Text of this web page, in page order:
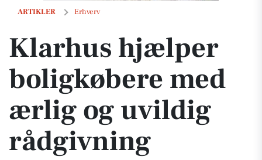
ARTIKLER Erhverv
Klarhus hjælper boligkøbere med ærlig og uvildig rådgivning
Klarhus hjælper
boligkøbere med
ærlig og uvildig
rådgivning